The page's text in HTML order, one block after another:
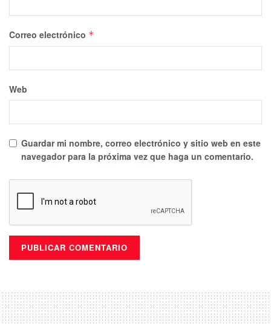
Correo electrónico *
Web
Guardar mi nombre, correo electrónico y sitio web en este
navegador para la próxima vez que haga un comentario.